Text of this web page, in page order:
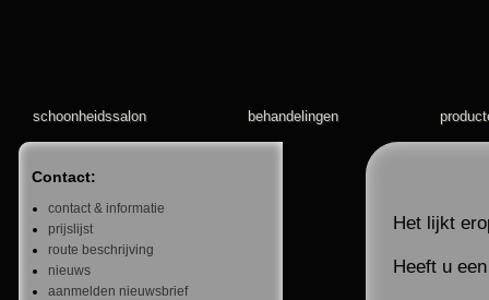
schoonheidssalon behandelingen
Contact:
contact & informatie
prijslijst
route beschrijving
nieuws
aanmelden nieuwsbrief
Het lijkt
Heeft u